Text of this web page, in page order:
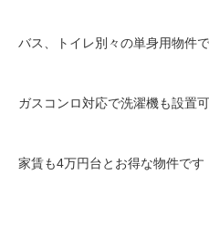
バス、トイレ別々の単身用物件で
ガスコンロ対応で洗濯機も設置
家賃も4万円台とお得な物件です